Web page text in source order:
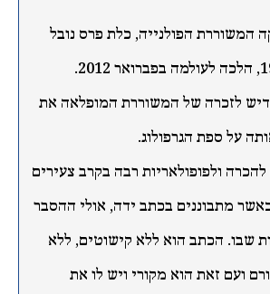
המשוררת הפולנייה, כלת פרס נובל
לזכרה של המשוררת המופלאה את
על ספת הגרפולוג.
ולפופולאריות רבה בקרב צעירים
מתבוננים בכתב ידה, אולי ההסבר
שבו. הכתב הוא ללא קישוטים, ללא
ועם זאת הוא מקורי ויש לו את